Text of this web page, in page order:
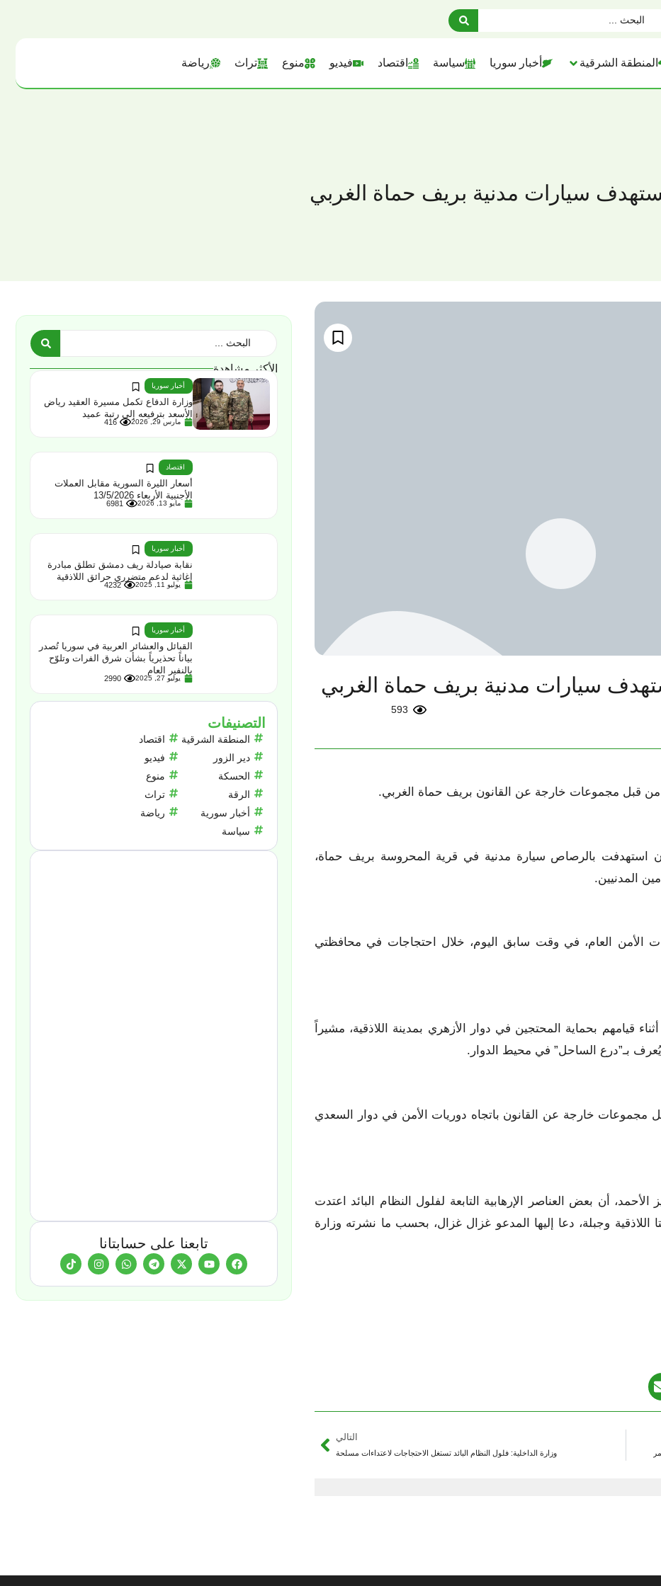
المنطقة الشرقية أخبار سوريا سياسة اقتصاد فيديو منوع تراث رياضة
سيارات مدنية بريف حماة الغربي
سيارات مدنية بريف حماة الغربي
593
استهدفت بالرصاص سيارة مدنية في قرية المحروسة بريف حماة،
المدنيين.
العام، في وقت سابق اليوم، خلال احتجاجات في محافظتي
قيامهم بحماية المحتجين في دوار الأزهري بمدينة اللاذقية، مشيراً
بـ”درع الساحل” في محيط الدوار.
مجموعات خارجة عن القانون باتجاه دوريات الأمن في دوار السعدي
أن بعض العناصر الإرهابية التابعة لفلول النظام البائد اعتدت
وجبلة، دعا إليها المدعو غزال غزال، بحسب ما نشرته وزارة
التالي
وزارة الداخلية: فلول النظام البائد تستغل الاحتجاجات لاعتداءات مسلحة
الأكثر مشاهدة
أخبار سوريا
وزارة الدفاع تكمل مسيرة العقيد رياض
الأسعد بترفيعه إلى رتبة عميد
مارس 29, 2026 416
اقتصاد
أسعار الليرة السورية مقابل العملات
الأجنبية الأربعاء 13/5/2026
مايو 13, 2026 6981
أخبار سوريا
نقابة صيادلة ريف دمشق تطلق مبادرة
إغاثية لدعم متضرري حرائق اللاذقية
يوليو 11, 2025 4232
أخبار سوريا
القبائل والعشائر العربية في سوريا تُصدر
بياناً تحذيرياً بشأن شرق الفرات وتلوّح
بالنفير العام
يوليو 27, 2025 2990
التصنيفات
المنطقة الشرقية
دير الزور
الحسكة
الرقة
أخبار سورية
سياسة
اقتصاد
فيديو
منوع
تراث
رياضة
تابعنا على حسابتانا